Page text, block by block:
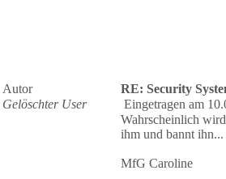
Autor
RE: Security
Gelöschter User
Eingetragen am
Wahrscheinlich
ihm und bannt ihn...
MfG Caroline